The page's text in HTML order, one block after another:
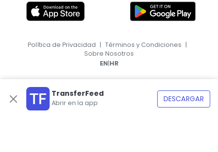
TransferFeed
Abrir en la app DESCARGAR
Política de Privacidad | Términos y Condiciones |
Sobre Nosotros
EN|HR